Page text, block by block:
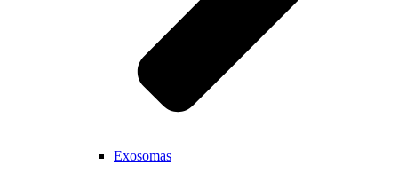
Exosomas